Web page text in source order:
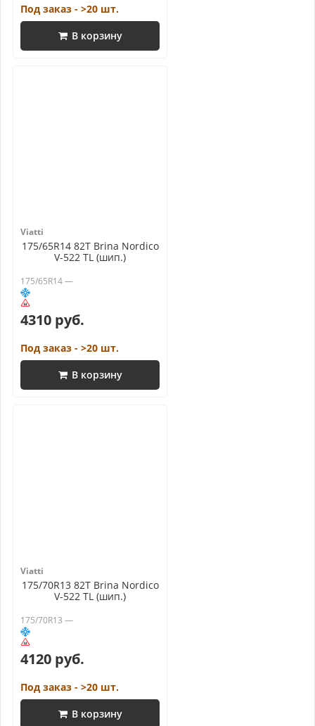
Под заказ - >20 шт.
В корзину
Viatti
175/65R14 82T Brina Nordico
V-522 TL (шип.)
175/65R14 —
4310 руб.
Под заказ - >20 шт.
В корзину
Viatti
175/70R13 82T Brina Nordico
V-522 TL (шип.)
175/70R13 —
4120 руб.
Под заказ - >20 шт.
В корзину